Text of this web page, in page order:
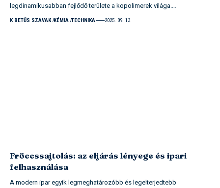
legdinamikusabban fejlődő területe a kopolimerek világa.…
K BETŰS SZAVAK KÉMIA TECHNIKA 2025. 09. 13.
Fröccssajtolás: az eljárás lényege és ipari
felhasználása
A modern ipar egyik legmeghatározóbb és legelterjedtebb